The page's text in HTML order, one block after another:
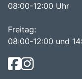
08:00-12:00 Uhr
Freitag:
08:00-12:00 und